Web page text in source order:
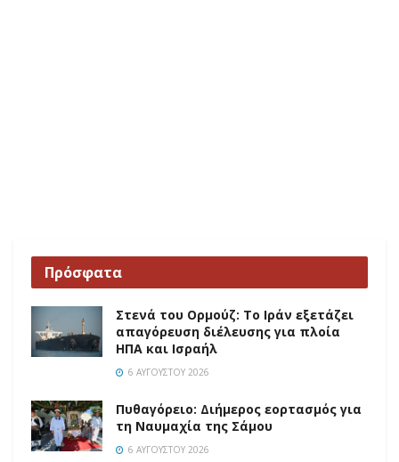
Πρόσφατα
Στενά του Ορμούζ: Το Ιράν εξετάζει
απαγόρευση διέλευσης για πλοία
ΗΠΑ και Ισραήλ
6 ΑΥΓΟΎΣΤΟΥ 2026
Πυθαγόρειο: Διήμερος εορτασμός για
τη Ναυμαχία της Σάμου
6 ΑΥΓΟΎΣΤΟΥ 2026